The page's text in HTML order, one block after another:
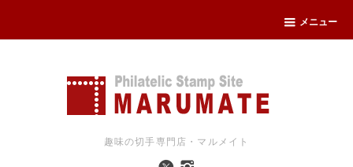
メニュー
趣味の切手専門店・マルメイト